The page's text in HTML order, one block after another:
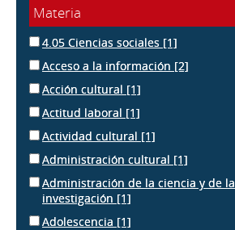
Materia
4.05 Ciencias sociales [1]
Acceso a la información [2]
Acción cultural [1]
Actitud laboral [1]
Actividad cultural [1]
Administración cultural [1]
Administración de la ciencia y de la
investigación [1]
Adolescencia [1]